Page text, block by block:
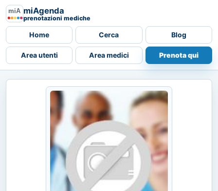
miAgenda
prenotazioni mediche
Home Cerca Blog
Area utenti Area medici Prenota qui